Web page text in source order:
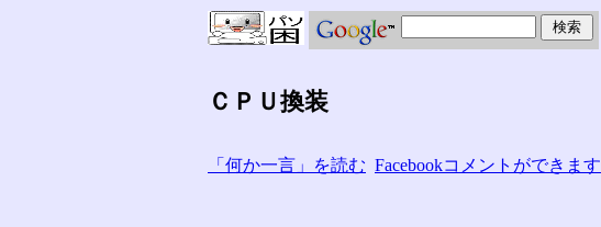
ＣＰＵ換装
「何か一言」を読む Facebookコメントができます